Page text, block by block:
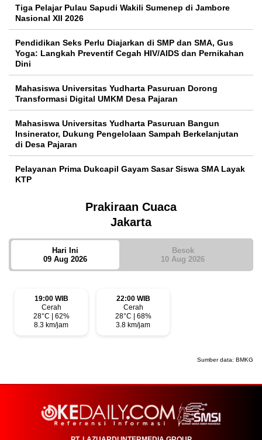
Tiga Pelajar Pulau Sapudi Wakili Sumenep di Jambore
Nasional XII 2026
Pendidikan Seks Perlu Diajarkan di SMP dan SMA, Gus
Yoga: Langkah Preventif Cegah HIV/AIDS dan Pernikahan
Dini
Mahasiswa Universitas Yudharta Pasuruan Dorong
Transformasi Digital UMKM Desa Pajaran
Mahasiswa Universitas Yudharta Pasuruan Bangun
Insinerator, Dukung Pengelolaan Sampah Berkelanjutan
di Desa Pajaran
Pelayanan Prima Dukcapil Gayam Sasar Siswa SMA Layak
KTP
Prakiraan Cuaca
Jakarta
Hari Ini
09 Aug 2026
Besok
10 Aug 2026
19:00 WIB
Cerah
28°C | 62%
8.3 km/jam
22:00 WIB
Cerah
28°C | 68%
3.8 km/jam
Sumber data: BMKG